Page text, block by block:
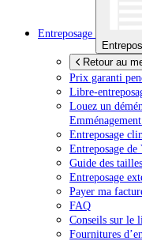
Entreposage
Retour au
Prix garanti
Libre-
Louez un
Entreposage
Entreposage
Guide des
Entreposage
Payer ma
FAQ
Conseils sur le
Fournitures